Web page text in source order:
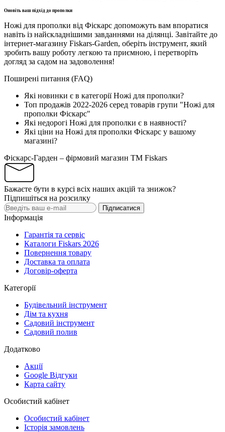
Оновіть ваш підхід до прополки
Ножі для прополки від Фіскарс допоможуть вам впоратися
навіть із найскладнішими завданнями на ділянці. Завітайте до
інтернет-магазину Fiskars-Garden, оберіть інструмент, який
зробить вашу роботу легкою та приємною, і перетворіть
догляд за садом на задоволення!
Поширені питання (FAQ)
Які новинки є в категорії Ножі для прополки?
Топ продажів 2022-2026 серед товарів групи "Ножі для
прополки Фіскарс"
Які недорогі Ножі для прополки є в наявності?
Які ціни на Ножі для прополки Фіскарс у вашому
магазині?
Фіскарс-Гарден – фірмовий магазин TM Fiskars
Бажаєте бути в курсі всіх наших акцій та знижок?
Підпишіться на розсилку
Підписатися
Інформація
Гарантія та сервіс
Каталоги Fiskars 2026
Повернення товару
Доставка та оплата
Договір-оферта
Категорії
Будівельний інструмент
Дім та кухня
Садовий інструмент
Садовий полив
Додатково
Акції
Google Відгуки
Карта сайту
Особистий кабінет
Особистий кабінет
Історія замовлень